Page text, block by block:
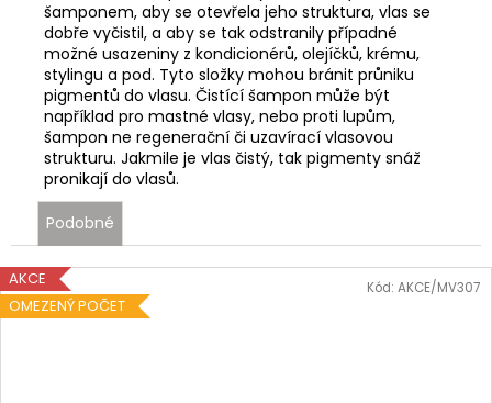
šamponem, aby se otevřela jeho struktura, vlas se
dobře vyčistil, a aby se tak odstranily případné
možné usazeniny z kondicionérů, olejíčků, krému,
stylingu a pod. Tyto složky mohou bránit průniku
pigmentů do vlasu. Čistící šampon může být
například pro mastné vlasy, nebo proti lupům,
šampon ne regenerační či uzavírací vlasovou
strukturu. Jakmile je vlas čistý, tak pigmenty snáž
pronikají do vlasů.
Podobné
AKCE
OMEZENÝ POČET
Kód: AKCE/MV307